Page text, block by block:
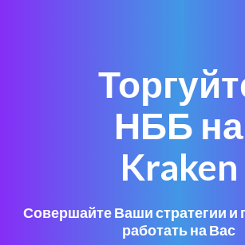
НББ на
Kraken
Совершайте Ваши стратегии и
работать на Вас